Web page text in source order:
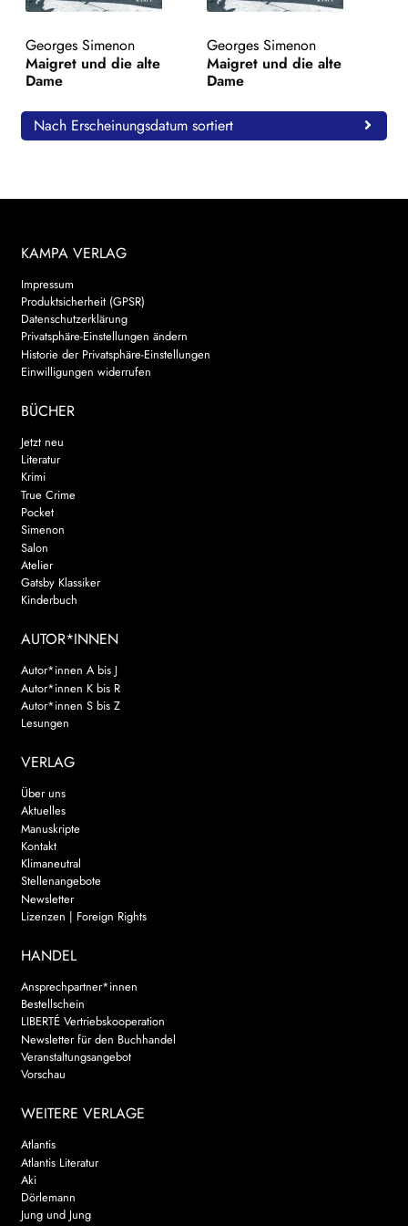
Georges Simenon
Maigret und die alte
Dame
Georges Simenon
Maigret und die alte
Dame
Nach Erscheinungsdatum sortiert
KAMPA VERLAG
Impressum
Produktsicherheit (GPSR)
Datenschutzerklärung
Privatsphäre-Einstellungen ändern
Historie der Privatsphäre-Einstellungen
Einwilligungen widerrufen
BÜCHER
Jetzt neu
Literatur
Krimi
True Crime
Pocket
Simenon
Salon
Atelier
Gatsby Klassiker
Kinderbuch
AUTOR*INNEN
Autor*innen A bis J
Autor*innen K bis R
Autor*innen S bis Z
Lesungen
VERLAG
Über uns
Aktuelles
Manuskripte
Kontakt
Klimaneutral
Stellenangebote
Newsletter
Lizenzen | Foreign Rights
HANDEL
Ansprechpartner*innen
Bestellschein
LIBERTÉ Vertriebskooperation
Newsletter für den Buchhandel
Veranstaltungsangebot
Vorschau
WEITERE VERLAGE
Atlantis
Atlantis Literatur
Aki
Dörlemann
Jung und Jung